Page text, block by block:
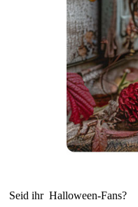
Seid ihr Halloween-Fans?